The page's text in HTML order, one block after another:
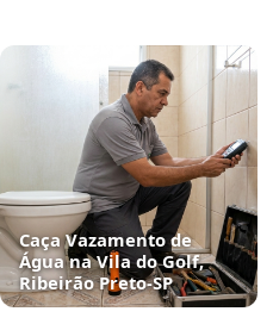
Caça Vazamento de
Água na Vila do Golf,
Ribeirão Preto‑SP